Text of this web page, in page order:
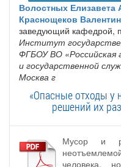
Волостных Елизавета
Краснощеков
заведующий кафедрой,
Институт
ФГБОУ ВО «Российская
и государственной
Москва г
«Опасные отходы у
решений их
Мусор и
человека,